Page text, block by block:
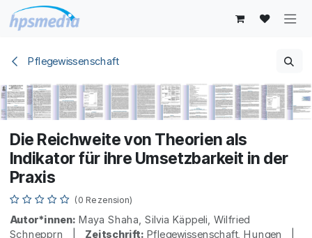
Zum Inhalt springen
Pflegewissenschaft
Die Reichweite von Theorien als
Indikator für ihre Umsetzbarkeit in der
Praxis
(0 Rezension)
Autor*innen: Maya Shaha, Silvia Käppeli, Wilfried
Schnepprn | Zeitschrift: Pflegewissenschaft, Hungen |